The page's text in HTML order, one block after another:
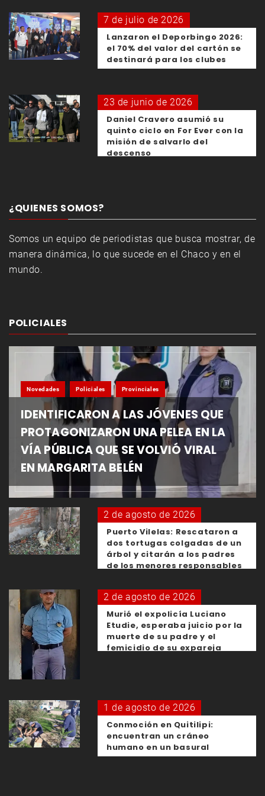
7 de julio de 2026
Lanzaron el Deporbingo 2026:
el 70% del valor del cartón se
destinará para los clubes
23 de junio de 2026
Daniel Cravero asumió su
quinto ciclo en For Ever con la
misión de salvarlo del
descenso
¿QUIENES SOMOS?
Somos un equipo de periodistas que busca mostrar, de
manera dinámica, lo que sucede en el Chaco y en el
mundo.
POLICIALES
Novedades Policiales Provinciales
IDENTIFICARON A LAS JÓVENES QUE
PROTAGONIZARON UNA PELEA EN LA
VÍA PÚBLICA QUE SE VOLVIÓ VIRAL
EN MARGARITA BELÉN
2 de agosto de 2026
Puerto Vilelas: Rescataron a
dos tortugas colgadas de un
árbol y citarán a los padres
de los menores responsables
2 de agosto de 2026
Murió el expolicía Luciano
Etudie, esperaba juicio por la
muerte de su padre y el
femicidio de su expareja
1 de agosto de 2026
Conmoción en Quitilipi:
encuentran un cráneo
humano en un basural